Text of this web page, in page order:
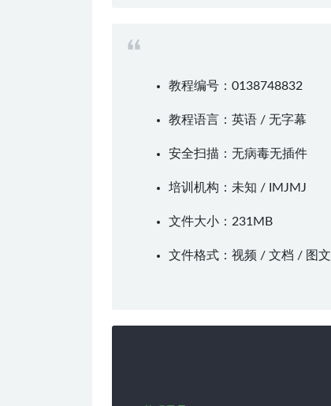
教程编号：0138748832
教程语言：英语 / 无字幕
安全扫描：无病毒无插件
培训机构：未知 / IMJMJ
文件大小：231MB
文件格式：视频 / 文档 / 图文